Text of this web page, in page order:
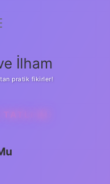
İlham
pratik fikirler!
MI